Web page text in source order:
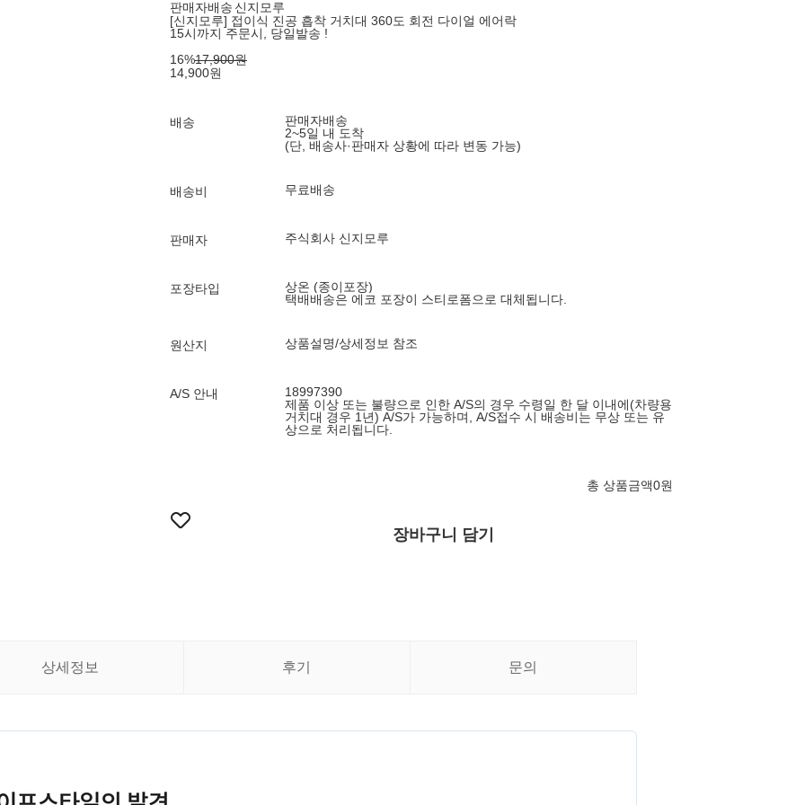
판매자배송 신지모루
[신지모루] 접이식 진공 흡착 거치대 360도 회전 다이얼 에어락
15시까지 주문시, 당일발송 !
16%17,900원
14,900원
배송
판매자배송
2~5일 내 도착
(단, 배송사·판매자 상황에 따라 변동 가능)
배송비 무료배송
판매자 주식회사 신지모루
포장타입
상온 (종이포장)
택배배송은 에코 포장이 스티로폼으로 대체됩니다.
원산지 상품설명/상세정보 참조
A/S 안내
18997390
제품 이상 또는 불량으로 인한 A/S의 경우 수령일 한 달 이내에(차량용
거치대 경우 1년) A/S가 가능하며, A/S접수 시 배송비는 무상 또는 유
상으로 처리됩니다.
총 상품금액0원
장바구니 담기
상세정보 후기 문의